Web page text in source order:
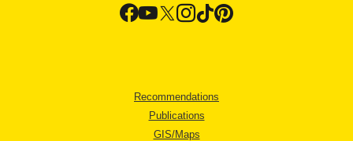
Recommendations
Publications
GIS/Maps